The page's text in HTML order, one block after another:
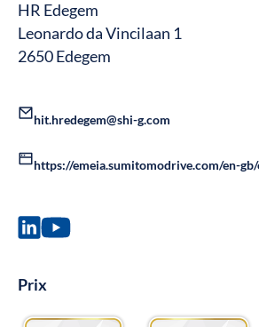
HR Edegem
Leonardo da Vincilaan 1
2650 Edegem
hit.hredegem@shi-g.com
https://emeia.sumitomodrive.com/en-
Prix